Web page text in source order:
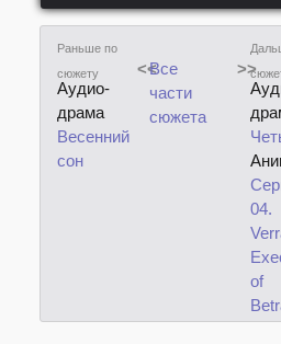
Раньше по
сюжету
Аудио-
драма
Весенний
сон
<<Все
части
сюжета
>>
04.
of